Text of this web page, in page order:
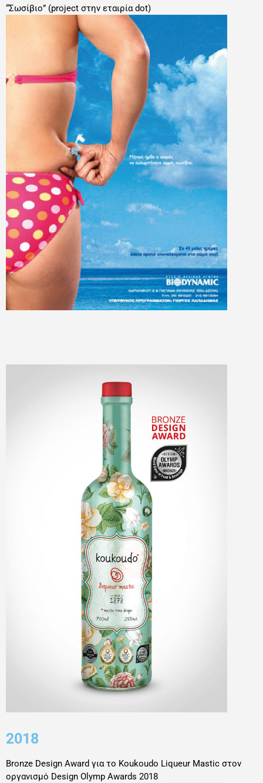
“Σωσίβιο” (project στην εταιρία dot)
2018
Bronze Design Award για το Koukoudo Liqueur Mastic στον
οργανισμό Design Olymp Awards 2018